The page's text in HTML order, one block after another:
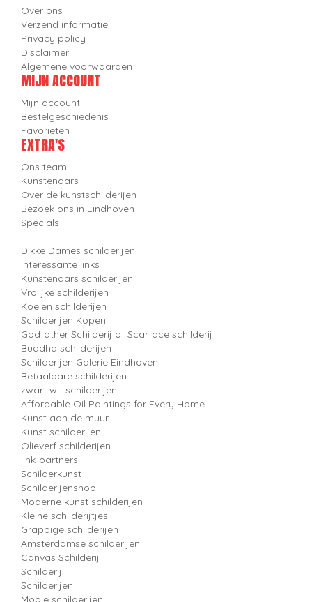
Over ons
Verzend informatie
Privacy policy
Disclaimer
Algemene voorwaarden
MIJN ACCOUNT
Mijn account
Bestelgeschiedenis
Favorieten
EXTRA'S
Ons team
Kunstenaars
Over de kunstschilderijen
Bezoek ons in Eindhoven
Specials
Dikke Dames schilderijen
Interessante links
Kunstenaars schilderijen
Vrolijke schilderijen
Koeien schilderijen
Schilderijen Kopen
Godfather Schilderij of Scarface schilderij
Buddha schilderijen
Schilderijen Galerie Eindhoven
Betaalbare schilderijen
zwart wit schilderijen
Affordable Oil Paintings for Every Home
Kunst aan de muur
Kunst schilderijen
Olieverf schilderijen
link-partners
Schilderkunst
Schilderijenshop
Moderne kunst schilderijen
Kleine schilderijtjes
Grappige schilderijen
Amsterdamse schilderijen
Canvas Schilderij
Schilderij
Schilderijen
Mooie schilderijen